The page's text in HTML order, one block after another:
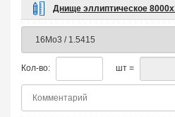
Днище эллиптическое
Кол-во: шт =